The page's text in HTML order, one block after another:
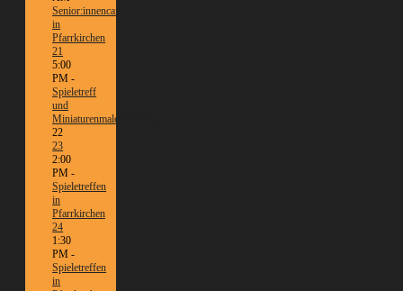
Senior:innencafé
in
Pfarrkirchen
21
5:00
PM -
Spieletreff
und
Miniaturenmalen/Tabletop
22
23
2:00
PM -
Spieletreffen
in
Pfarrkirchen
24
1:30
PM -
Spieletreffen
in